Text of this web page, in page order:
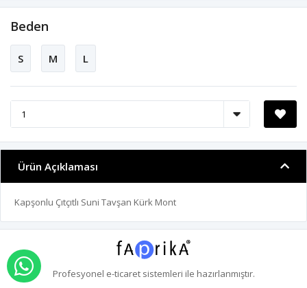
Beden
S M L
Ürün Açıklaması
Kapşonlu Çıtçıtlı Suni Tavşan Kürk Mont
Profesyonel e-ticaretsistemleri ile hazırlanmıştır.